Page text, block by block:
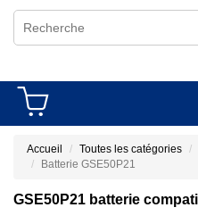
Accueil Toutes les catégories
Batterie GSE50P21
GSE50P21 batterie